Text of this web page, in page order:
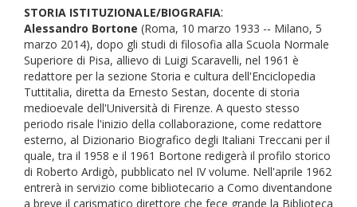
STORIA ISTITUZIONALE/BIOGRAFIA:
Alessandro Bortone (Roma, 10 marzo 1933 -­‐ Milano, 5
marzo 2014), dopo gli studi di filosofia alla Scuola Normale
Superiore di Pisa, allievo di Luigi Scaravelli, nel 1961 è
redattore per la sezione Storia e cultura dell'Enciclopedia
Tuttitalia, diretta da Ernesto Sestan, docente di storia
medioevale dell'Università di Firenze. A questo stesso
periodo risale l'inizio della collaborazione, come redattore
esterno, al Dizionario Biografico degli Italiani Treccani per il
quale, tra il 1958 e il 1961 Bortone redigerà il profilo storico
di Roberto Ardigò, pubblicato nel IV volume. Nell'aprile 1962
entrerà in servizio come bibliotecario a Como diventandone
a breve il carismatico direttore che fece grande la Biblioteca